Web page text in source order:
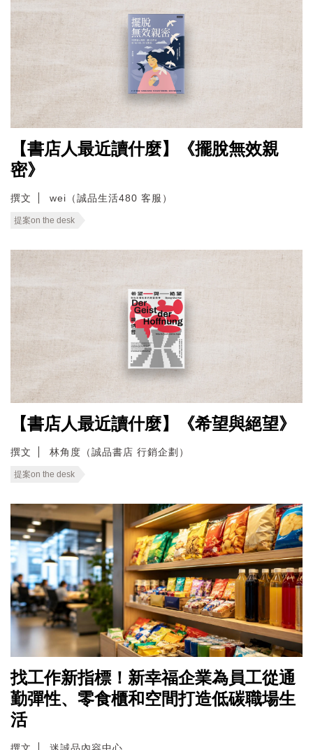
【書店人最近讀什麼】《擺脫無效親
密》
撰文 wei（誠品生活480 客服）
提案on the desk
【書店人最近讀什麼】《希望與絕望》
撰文 林角度（誠品書店 行銷企劃）
提案on the desk
找工作新指標！新幸福企業為員工從通
勤彈性、零食櫃和空間打造低碳職場生
活
撰文 迷誠品內容中心